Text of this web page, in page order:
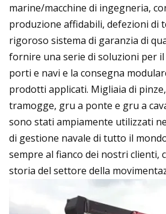
marine/macchine di ingegneria,
produzione affidabili, defezioni di
rigoroso sistema di garanzia di
fornire una serie di soluzioni per il
porti e navi e la consegna
prodotti applicati. Migliaia di
tramogge, gru a ponte e gru a
sono stati ampiamente utilizzati
di gestione navale di tutto il
sempre al fianco dei nostri clienti,
storia del settore della